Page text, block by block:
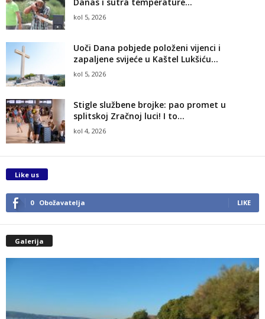
kol 5, 2026
Uoči Dana pobjede položeni vijenci i
zapaljene svijeće u Kaštel Lukšiću...
kol 5, 2026
Stigle službene brojke: pao promet u
splitskoj Zračnoj luci! I to...
kol 4, 2026
Like us
0 Obožavatelja LIKE
Galerija